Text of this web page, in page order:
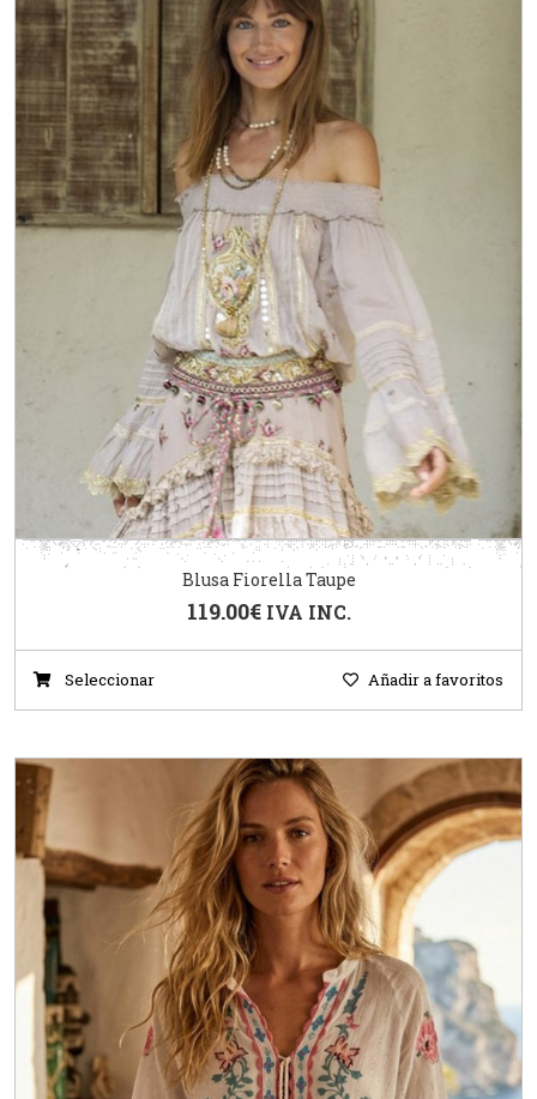
Blusa Fiorella Taupe
119.00€ IVA INC.
Seleccionar Añadir a favoritos